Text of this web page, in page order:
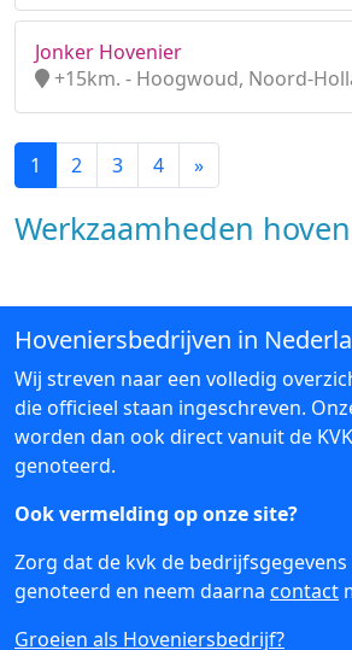
Jonker Hovenier
+15km. - Hoogwoud, Noord-
1 2 3 4 »
Werkzaamheden
Hoveniersbedrijven in
Wij streven naar een volledig
die officieel staan ingeschreven.
worden dan ook direct vanuit de
genoteerd.
Ook vermelding op onze site?
Zorg dat de kvk de
genoteerd en neem daarna contact
Groeien als Hoveniersbedrijf?